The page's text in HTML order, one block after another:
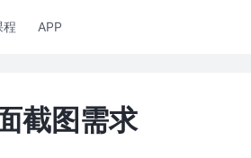
程 APP
截图需求